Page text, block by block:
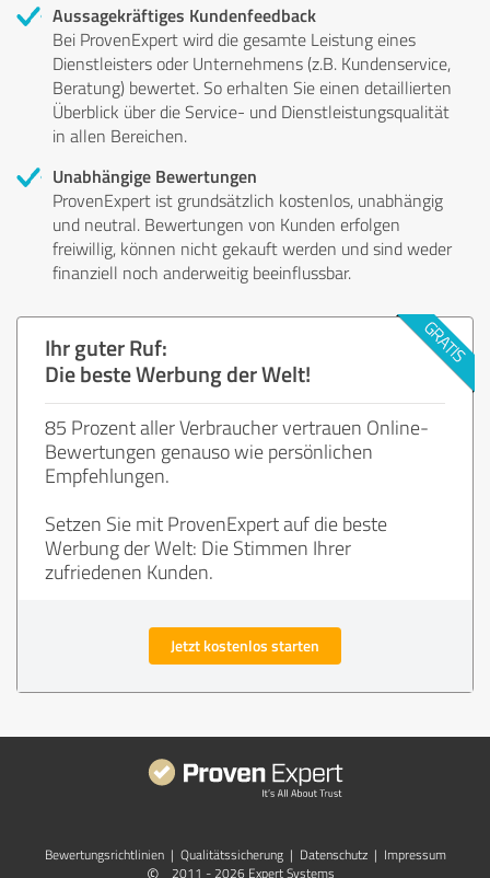
Aussagekräftiges Kundenfeedback
Bei ProvenExpert wird die gesamte Leistung eines
Dienstleisters oder Unternehmens (z.B. Kundenservice,
Beratung) bewertet. So erhalten Sie einen detaillierten
Überblick über die Service- und Dienstleistungsqualität
in allen Bereichen.
Unabhängige Bewertungen
ProvenExpert ist grundsätzlich kostenlos, unabhängig
und neutral. Bewertungen von Kunden erfolgen
freiwillig, können nicht gekauft werden und sind weder
finanziell noch anderweitig beeinflussbar.
Ihr guter Ruf:
Die beste Werbung der Welt!
85 Prozent aller Verbraucher vertrauen Online-
Bewertungen genauso wie persönlichen
Empfehlungen.
Setzen Sie mit ProvenExpert auf die beste
Werbung der Welt: Die Stimmen Ihrer
zufriedenen Kunden.
Jetzt kostenlos starten
Bewertungs­richtlinien | Qualitätssicherung | Datenschutz | Impressum
2011 - 2026 Expert Systems